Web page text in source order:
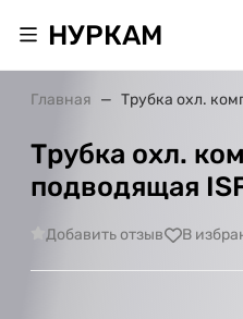
НУРКАМ
Главная Трубка охл.
Трубка охл.
подводящая
Добавить отзыв В